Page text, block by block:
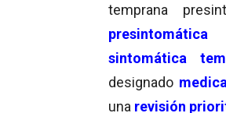
temprana
presintomática
sintomática
designado
una revisión